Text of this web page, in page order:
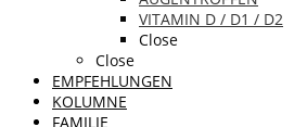
VITAMIN D / D1 / D2
Close
Close
EMPFEHLUNGEN
KOLUMNE
FAMILIE